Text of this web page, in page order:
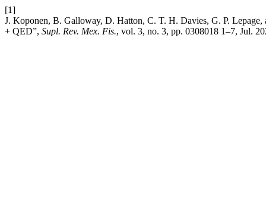
[1]
J. Koponen, B. Galloway, D. Hatton, C. T. H. Davies, G. P.
+ QED”, Supl. Rev. Mex. Fis., vol. 3, no. 3, pp. 0308018 1–7, Jul.